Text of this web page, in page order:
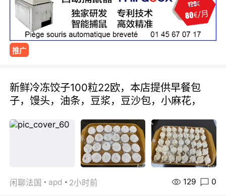
推广
新鲜冷冻饺子100粒22欧，本店提供早餐包
子，馒头，油条，豆浆，豆沙包，小麻花，
闲聊法国 apd 2小时前 129 0